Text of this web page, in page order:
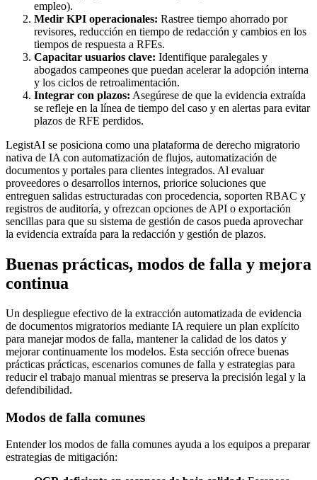
empleo).
Medir KPI operacionales: Rastree tiempo ahorrado por
revisores, reducción en tiempo de redacción y cambios en los
tiempos de respuesta a RFEs.
Capacitar usuarios clave: Identifique paralegales y
abogados campeones que puedan acelerar la adopción interna
y los ciclos de retroalimentación.
Integrar con plazos: Asegúrese de que la evidencia extraída
se refleje en la línea de tiempo del caso y en alertas para evitar
plazos de RFE perdidos.
LegistAI se posiciona como una plataforma de derecho migratorio
nativa de IA con automatización de flujos, automatización de
documentos y portales para clientes integrados. Al evaluar
proveedores o desarrollos internos, priorice soluciones que
entreguen salidas estructuradas con procedencia, soporten RBAC y
registros de auditoría, y ofrezcan opciones de API o exportación
sencillas para que su sistema de gestión de casos pueda aprovechar
la evidencia extraída para la redacción y gestión de plazos.
Buenas prácticas, modos de falla y mejora
continua
Un despliegue efectivo de la extracción automatizada de evidencia
de documentos migratorios mediante IA requiere un plan explícito
para manejar modos de falla, mantener la calidad de los datos y
mejorar continuamente los modelos. Esta sección ofrece buenas
prácticas prácticas, escenarios comunes de falla y estrategias para
reducir el trabajo manual mientras se preserva la precisión legal y la
defendibilidad.
Modos de falla comunes
Entender los modos de falla comunes ayuda a los equipos a preparar
estrategias de mitigación: